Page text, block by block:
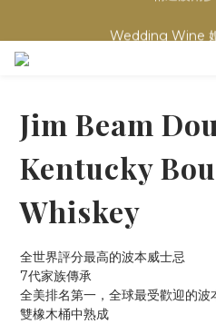
買滿任何酒類 六支 或買滿
Jim Beam
Kentucky
Whiskey
全世界評分最高的波本威士忌
7代家族傳承
全美排名第一，全球最受歡迎的波
雙橡木桶中熟成